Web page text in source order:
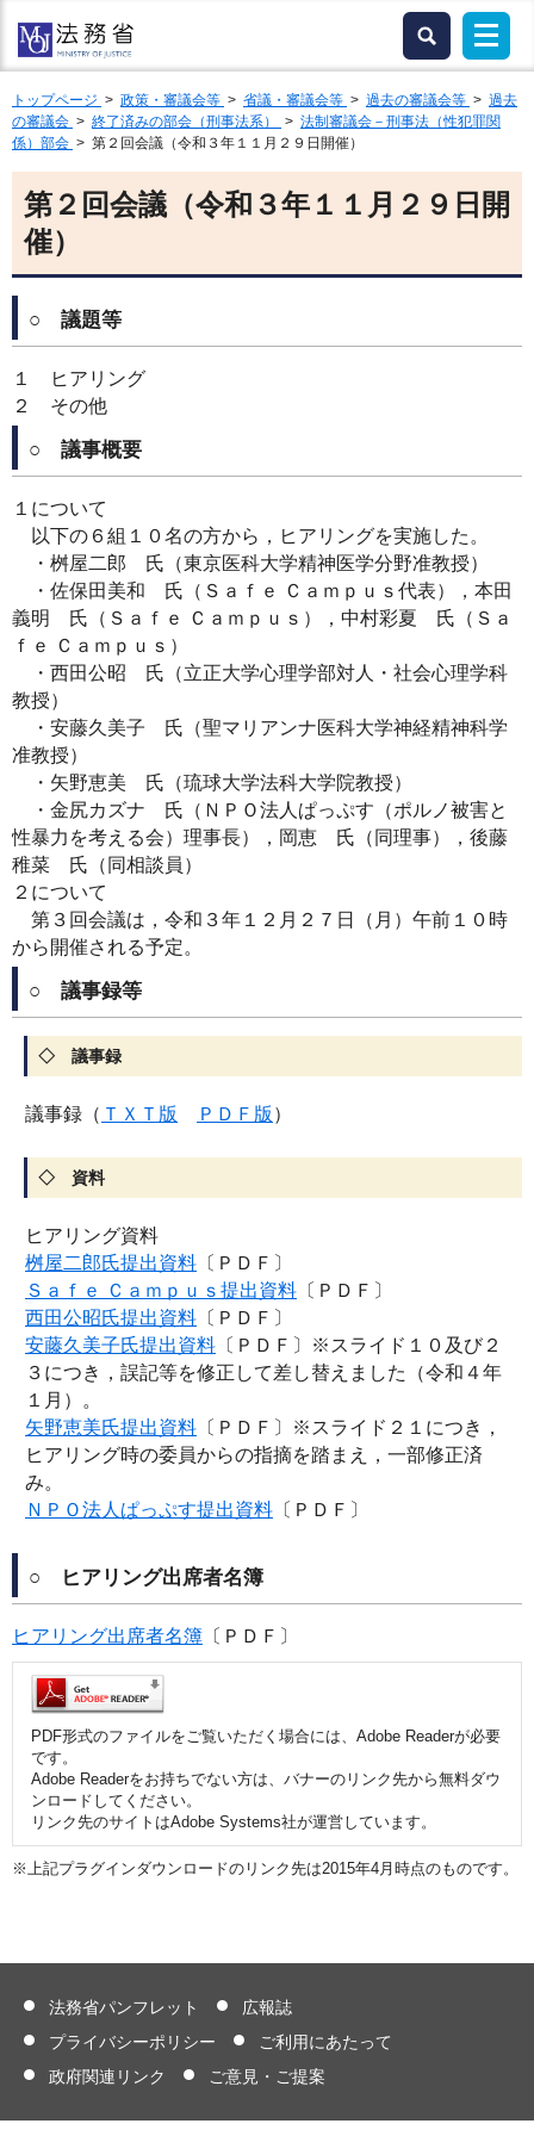
トップページ > 政策・審議会等 > 省議・審議会等 > 過去の審議会等 > 過去
の審議会 > 終了済みの部会（刑事法系） > 法制審議会－刑事法（性犯罪関
係）部会 > 第２回会議（令和３年１１月２９日開催）
第２回会議（令和３年１１月２９日開
催）
○ 議題等
１ ヒアリング
２ その他
○ 議事概要
１について
以下の６組１０名の方から，ヒアリングを実施した。
・桝屋二郎 氏（東京医科大学精神医学分野准教授）
・佐保田美和 氏（Ｓａｆｅ Ｃａｍｐｕｓ代表），本田
義明 氏（Ｓａｆｅ Ｃａｍｐｕｓ），中村彩夏 氏（Ｓａ
ｆｅ Ｃａｍｐｕｓ）
・西田公昭 氏（立正大学心理学部対人・社会心理学科
教授）
・安藤久美子 氏（聖マリアンナ医科大学神経精神科学
准教授）
・矢野恵美 氏（琉球大学法科大学院教授）
・金尻カズナ 氏（ＮＰＯ法人ぱっぷす（ポルノ被害と
性暴力を考える会）理事長），岡恵 氏（同理事），後藤
稚菜 氏（同相談員）
２について
第３回会議は，令和３年１２月２７日（月）午前１０時
から開催される予定。
○ 議事録等
◇ 議事録
議事録（ ＴＸＴ版 ＰＤＦ版 ）
◇ 資料
ヒアリング資料
桝屋二郎氏提出資料 〔ＰＤＦ〕
Ｓａｆｅ Ｃａｍｐｕｓ提出資料 〔ＰＤＦ〕
西田公昭氏提出資料 〔ＰＤＦ〕
安藤久美子氏提出資料 〔ＰＤＦ〕※スライド１０及び２
３につき，誤記等を修正して差し替えました（令和４年
１月）。
矢野恵美氏提出資料 〔ＰＤＦ〕※スライド２１につき，
ヒアリング時の委員からの指摘を踏まえ，一部修正済
み。
ＮＰＯ法人ぱっぷす提出資料 〔ＰＤＦ〕
○ ヒアリング出席者名簿
ヒアリング出席者名簿 〔ＰＤＦ〕
PDF形式のファイルをご覧いただく場合には、Adobe Readerが必要
です。
Adobe Readerをお持ちでない方は、バナーのリンク先から無料ダウ
ンロードしてください。
リンク先のサイトはAdobe Systems社が運営しています。
※上記プラグインダウンロードのリンク先は2015年4月時点のものです。
法務省パンフレット
広報誌
プライバシーポリシー
ご利用にあたって
政府関連リンク
ご意見・ご提案